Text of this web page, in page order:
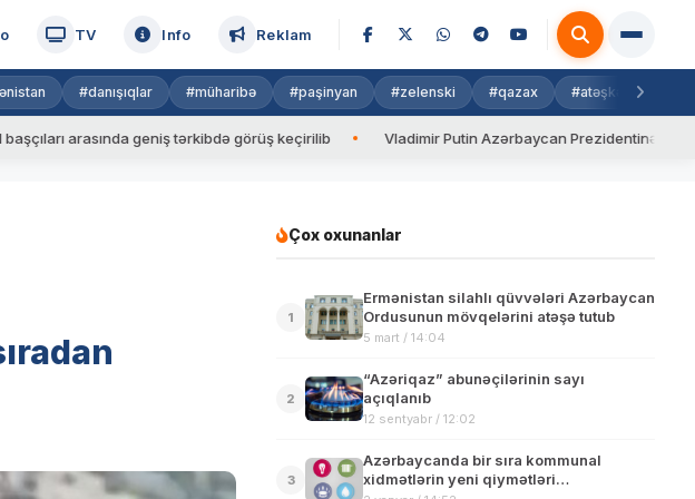
TV Info Reklam
#danışıqlar #müharibə #paşinyan #zelenski #qazax #atəşkəs
arasında geniş tərkibdə görüş keçirilib Vladimir Putin Azərbaycan Prezidentinə zəng edib
Çox oxunanlar
1
Ermənistan silahlı qüvvələri Azərbaycan
Ordusunun mövqelərini atəşə tutub
5 mart / 14:04
2
“Azəriqaz” abunəçilərinin sayı
açıqlanıb
12 sentyabr / 12:02
3
Azərbaycanda bir sıra kommunal
xidmətlərin yeni qiymətləri